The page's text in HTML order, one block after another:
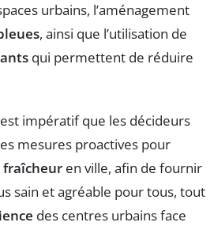
urbains, l’aménagement
, ainsi que l’utilisation de
qui permettent de réduire
impératif que les décideurs
mesures proactives pour
fraîcheur en ville, afin de fournir
sain et agréable pour tous, tout
des centres urbains face